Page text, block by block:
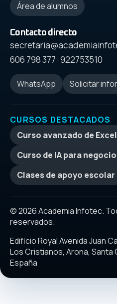
Área de alumnos
Contacto directo
606 798 377·922753510
WhatsApp Solicitar
CURSOS DESTACADOS
Curso avanzado de
Curso de IA para
Clases de apoyo
© 2026 Academia Infotec.
reservados.
Edificio Royal Avenida Juan
Los Cristianos, Arona, Santa
España